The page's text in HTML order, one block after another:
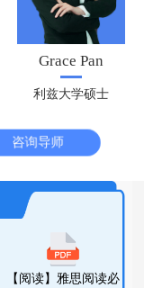
Grace Pan
利兹大学硕士
咨询导师
【阅读】雅思阅读必